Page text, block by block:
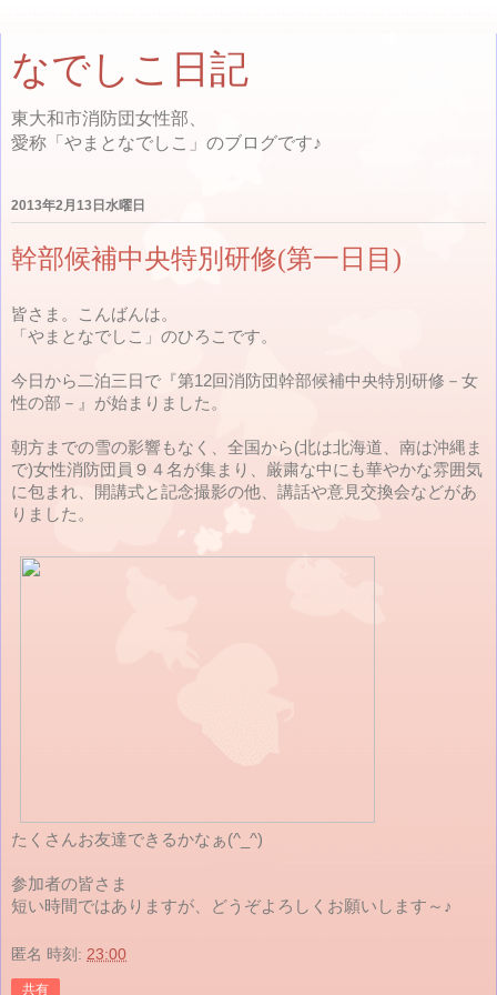
なでしこ日記
東大和市消防団女性部、
愛称「やまとなでしこ」のブログです♪
2013年2月13日水曜日
幹部候補中央特別研修(第一日目)
皆さま。こんばんは。
「やまとなでしこ」のひろこです。
今日から二泊三日で『第12回消防団幹部候補中央特別研修－女
性の部－』が始まりました。
朝方までの雪の影響もなく、全国から(北は北海道、南は沖縄ま
で)女性消防団員９４名が集まり、厳粛な中にも華やかな雰囲気
に包まれ、開講式と記念撮影の他、講話や意見交換会などがあ
りました。
たくさんお友達できるかなぁ(^_^)
参加者の皆さま
短い時間ではありますが、どうぞよろしくお願いします～♪
匿名 時刻: 23:00
共有